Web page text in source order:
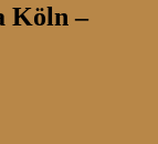
Köln –